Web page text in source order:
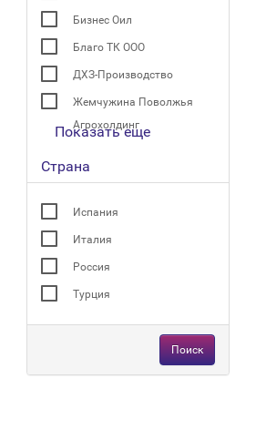
Бизнес Оил
Благо ТК ООО
ДХЗ-Производство
Жемчужина Поволжья
Агрохолдинг
Показать еще
Страна
Испания
Италия
Россия
Турция
Поиск